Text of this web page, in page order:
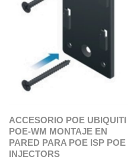
ACCESORIO POE UBIQUITI
POE-WM MONTAJE EN
PARED PARA POE ISP POE
INJECTORS